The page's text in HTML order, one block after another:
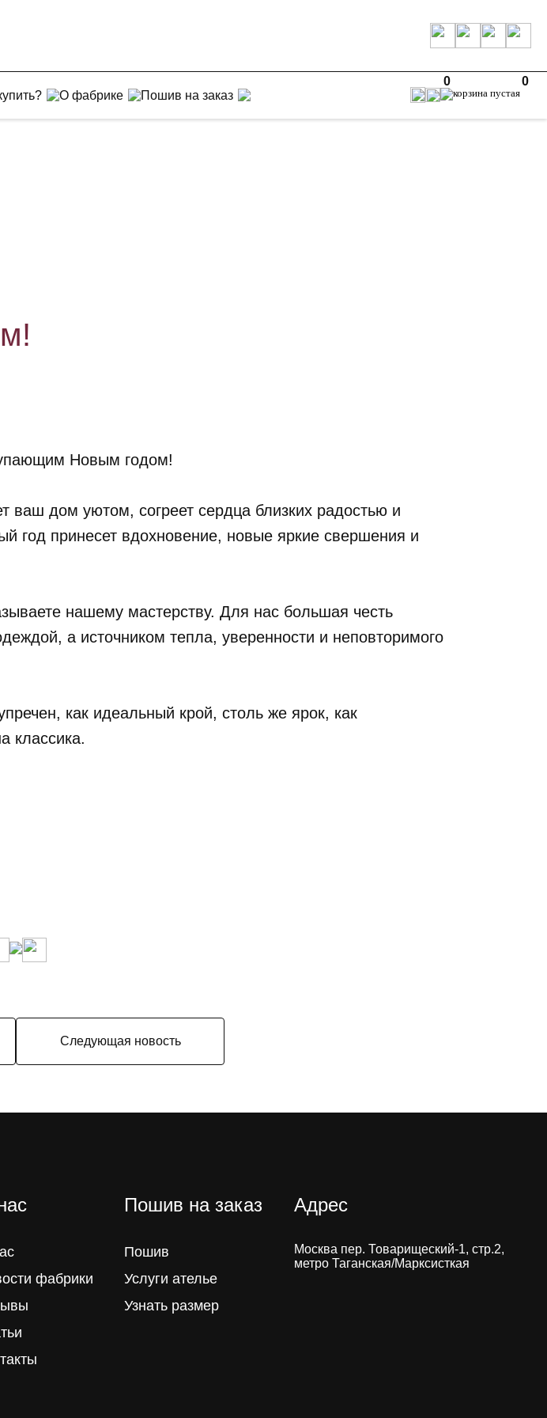
О фабрике Пошив на заказ
0 0
Новым годом!
ваш дом уютом, согреет сердца близких радостью и
год принесет вдохновение, новые яркие свершения и
нашему мастерству. Для нас большая честь
а источником тепла, уверенности и неповторимого
как идеальный крой, столь же ярок, как
классика.
Следующая новость
фабрики
Пошив на заказ
Пошив
Услуги ателье
Узнать размер
Адрес
Москва пер. Товарищеский-1, стр.2,
метро Таганская/Марксисткая